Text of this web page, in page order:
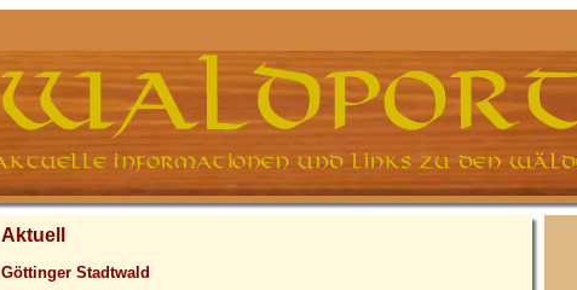
Aktuell
Göttinger Stadtwald